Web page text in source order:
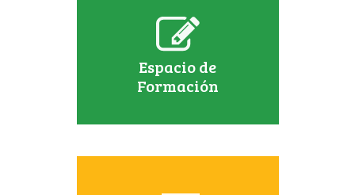
Espacio de
Formación